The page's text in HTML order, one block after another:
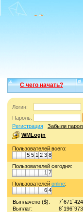
С чего начать?
Логин:
Пароль:
Регистрация
Забыли
WMLogin
Пользователей всего:
5 5 1 2 3 8
Пользователей сегодня:
1 7
Пользователей online:
6 4
Выплачено ($):
Выплат:
8`196`973